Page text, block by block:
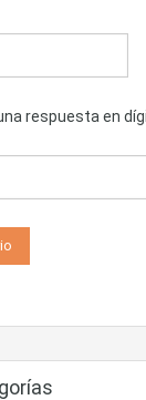
respuesta en